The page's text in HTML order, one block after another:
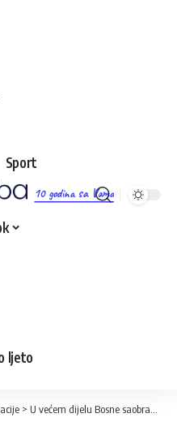
10 godina sa Vama
Sport
ljeto
> U većem dijelu Bosne saobraćanje po mokrom i klizavom kolovozu